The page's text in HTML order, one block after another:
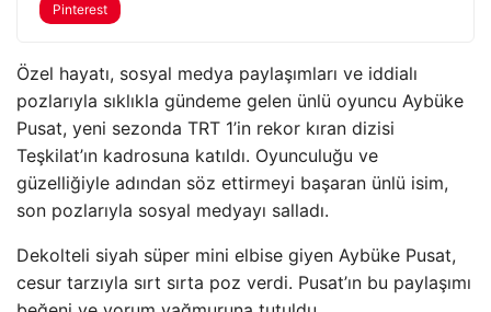
Pinterest
Özel hayatı, sosyal medya paylaşımları ve iddialı
pozlarıyla sıklıkla gündeme gelen ünlü oyuncu Aybüke
Pusat, yeni sezonda TRT 1’in rekor kıran dizisi
Teşkilat’ın kadrosuna katıldı. Oyunculuğu ve
güzelliğiyle adından söz ettirmeyi başaran ünlü isim,
son pozlarıyla sosyal medyayı salladı.
Dekolteli siyah süper mini elbise giyen Aybüke Pusat,
cesur tarzıyla sırt sırta poz verdi. Pusat’ın bu paylaşımı